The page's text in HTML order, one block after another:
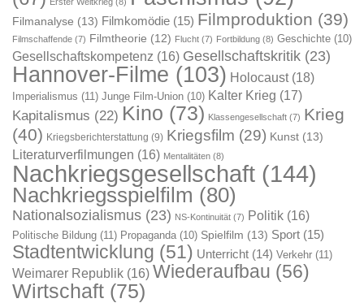
Filmanalyse (13) Filmkomödie (15) Filmproduktion (39)
Filmschaffende (7) Filmtheorie (12) Flucht (7) Fortbildung (8) Geschichte (10)
Gesellschaftskompetenz (16) Gesellschaftskritik (23)
Hannover-Filme (103) Holocaust(18)
Imperialismus (11) Junge Film-Union (10) Kalter Krieg (17)
Kapitalismus (22) Kino (73) Klassengesellschaft (7) Krieg
(40) Kriegsberichterstattung (9) Kriegsfilm (29) Kunst (13)
Literaturverfilmungen (16) Mentalitäten (8)
Nachkriegsgesellschaft (144)
Nachkriegsspielfilm (80)
Nationalsozialismus (23) NS-Kontinuität (7) Politik (16)
Politische Bildung (11) Propaganda (10) Spielfilm (13) Sport (15)
Stadtentwicklung (51) Unterricht (14) Verkehr (11)
Weimarer Republik (16) Wiederaufbau (56)
Wirtschaft (75)